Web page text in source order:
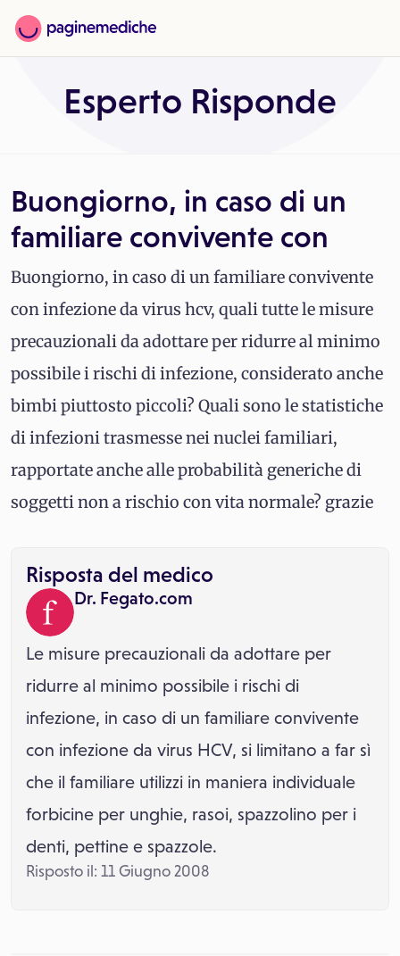
Esperto Risponde
Buongiorno, in caso di un
familiare convivente con
Buongiorno, in caso di un familiare convivente
con infezione da virus hcv, quali tutte le misure
precauzionali da adottare per ridurre al minimo
possibile i rischi di infezione, considerato anche
bimbi piuttosto piccoli? Quali sono le statistiche
di infezioni trasmesse nei nuclei familiari,
rapportate anche alle probabilità generiche di
soggetti non a rischio con vita normale? grazie
Risposta del medico
Dr. Fegato.com
Le misure precauzionali da adottare per
ridurre al minimo possibile i rischi di
infezione, in caso di un familiare convivente
con infezione da virus HCV, si limitano a far sì
che il familiare utilizzi in maniera individuale
forbicine per unghie, rasoi, spazzolino per i
denti, pettine e spazzole.
Risposto il: 11 Giugno 2008